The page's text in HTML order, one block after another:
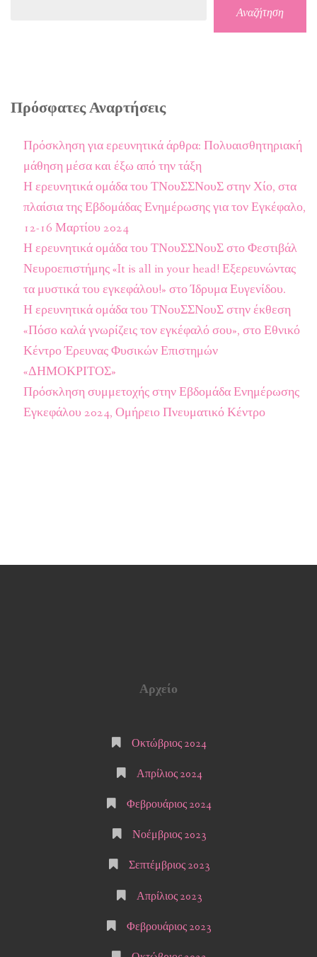
Αναζήτηση
Πρόσφατες Αναρτήσεις
Πρόσκληση για ερευνητικά άρθρα: Πολυαισθητηριακή
μάθηση μέσα και έξω από την τάξη
Η ερευνητικά ομάδα του ΤΝουΣΣΝουΣ στην Χίο, στα
πλαίσια της Εβδομάδας Ενημέρωσης για τον Εγκέφαλο,
12-16 Μαρτίου 2024
Η ερευνητικά ομάδα του ΤΝουΣΣΝουΣ στο Φεστιβάλ
Νευροεπιστήμης «It is all in your head! Εξερευνώντας
τα μυστικά του εγκεφάλου!» στο Ίδρυμα Ευγενίδου.
Η ερευνητικά ομάδα του ΤΝουΣΣΝουΣ στην έκθεση
«Πόσο καλά γνωρίζεις τον εγκέφαλό σου», στο Εθνικό
Κέντρο Έρευνας Φυσικών Επιστημών
«ΔΗΜΟΚΡΙΤΟΣ»
Πρόσκληση συμμετοχής στην Εβδομάδα Ενημέρωσης
Εγκεφάλου 2024, Ομήρειο Πνευματικό Κέντρο
Αρχείο
Οκτώβριος 2024
Απρίλιος 2024
Φεβρουάριος 2024
Νοέμβριος 2023
Σεπτέμβριος 2023
Απρίλιος 2023
Φεβρουάριος 2023